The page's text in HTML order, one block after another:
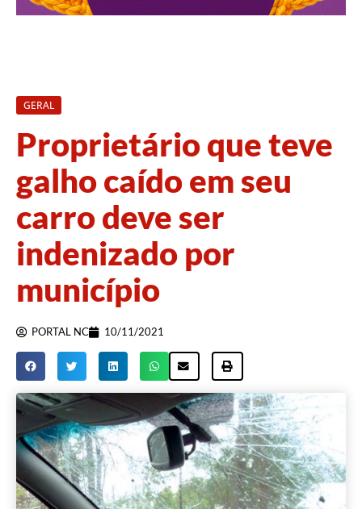
GERAL
Proprietário que teve
galho caído em seu
carro deve ser
indenizado por
município
PORTAL NC 10/11/2021